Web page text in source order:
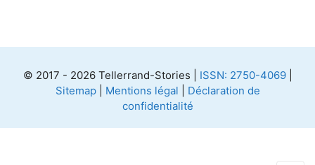
© 2017 - 2026 Tellerrand-Stories | ISSN: 2750-4069|
Sitemap| Mentions légal
Déclaration de
confidentialité